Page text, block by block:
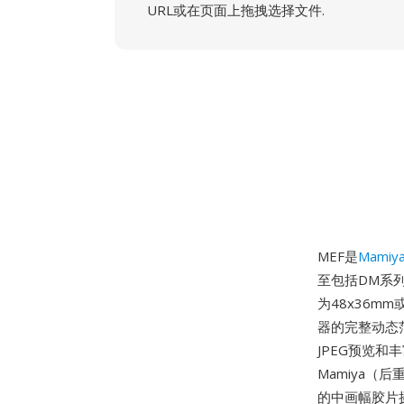
URL或在页面上拖拽选择文件.
MEF是
至包括DM系
为48x36mm
器的完整动态
JPEG预览和
Mamiya（后
的中画幅胶片